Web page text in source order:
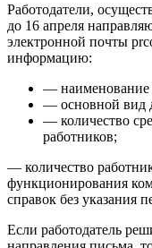
Работодатели,
до 16 апреля
электронной почты
информацию:
— наименование
— основной вид
— количество
работников;
— количество
функционирования
справок без указания
Если работодатель